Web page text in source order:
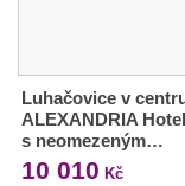
Luhačovice v
ALEXANDRIA
s neomezeným…
10 010 Kč